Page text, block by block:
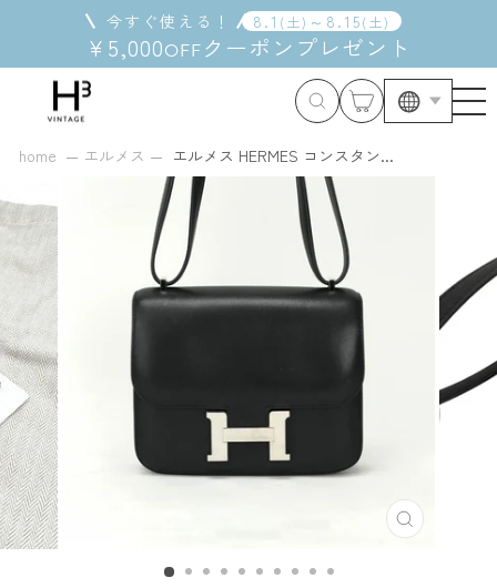
ッ
プ
る
今すぐ使える！ 8 . 1 ( 土) ～ 8 . 15( 土)
¥5,000OFFクーポン プレゼント
home エルメス エルメス HERMES コンスタン...